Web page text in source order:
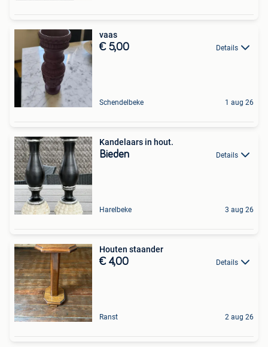
vaas
€ 5,00 Details
Schendelbeke 1 aug 26
Kandelaars in hout.
Bieden Details
Harelbeke 3 aug 26
Houten staander
€ 4,00 Details
Ranst 2 aug 26